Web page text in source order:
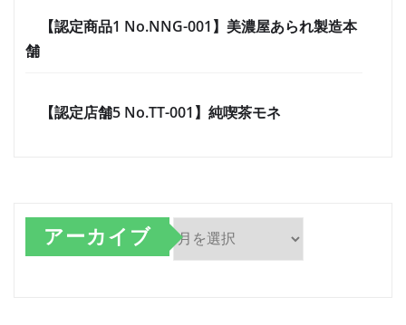
【認定商品1 No.NNG-001】美濃屋あられ製造本
舗
【認定店舗5 No.TT-001】純喫茶モネ
アーカイブ